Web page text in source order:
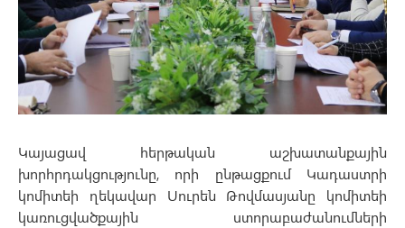
Կայացավ հերթական աշխատանքային
խորհրդակցությունը, որի ընթացքում Կադաստրի
կոմիտեի ղեկավար Սուրեն Թովմասյանը կոմիտեի
կառուցվածքային ստորաբաժանումների